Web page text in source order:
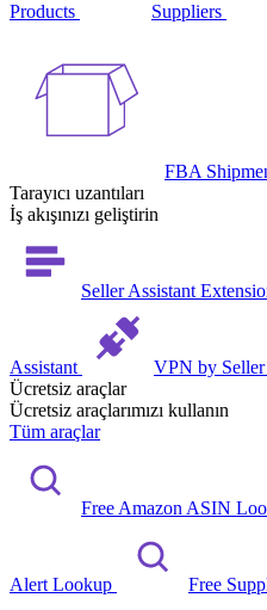
Products Suppliers
FBA
Tarayıcı uzantıları
İş akışınızı geliştirin
Seller Assistant
Assistant
VPN by Seller
Ücretsiz araçlar
Ücretsiz araçlarımızı kullanın
Tüm araçlar
Free Amazon ASIN
Alert Lookup Free